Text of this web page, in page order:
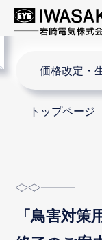
価格改定・
トップページ
「鳥害対策
menu